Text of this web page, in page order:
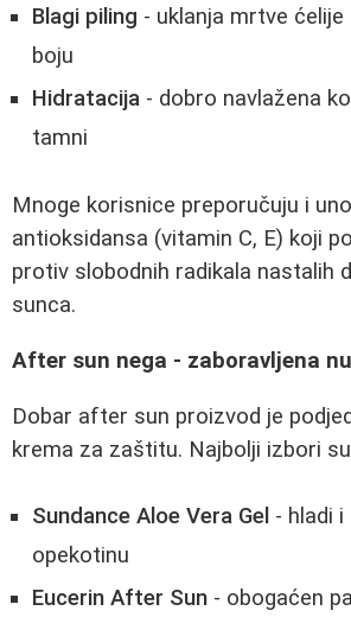
Blagi piling - uklanja mrtve
boju
Hidratacija - dobro navlažena
tamni
Mnoge korisnice preporučuju i
antioksidansa (vitamin C, E) koji
protiv slobodnih radikala nastalih
sunca.
After sun nega - zaboravljena
Dobar after sun proizvod je
krema za zaštitu. Najbolji izbori
Sundance Aloe Vera Gel - hladi i
opekotinu
Eucerin After Sun - obogaćen